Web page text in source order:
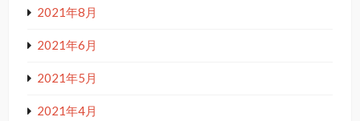
2021年8月
2021年6月
2021年5月
2021年4月